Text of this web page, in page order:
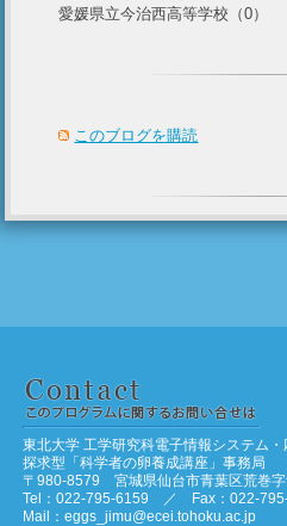
愛媛県立今治西高等学校（0）
このブログを購読
東北大学 工学研究科電子情報システム・
探求型「科学者の卵養成講座」事務局
〒980-8579 宮城県仙台市青葉区荒巻
Tel：022-795-6159 ／ Fax：022-
Mail：eggs_jimu@ecei.tohoku.ac.jp